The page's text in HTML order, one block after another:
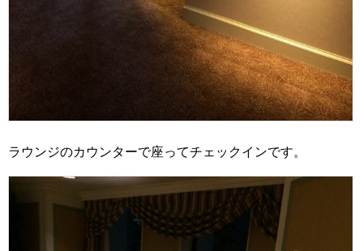
ラウンジのカウンターで座ってチェックインです。